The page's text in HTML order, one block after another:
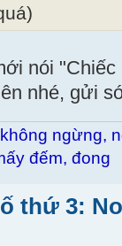
nói
nhé, gửi
ngừng,
đếm, đong
thứ 3: